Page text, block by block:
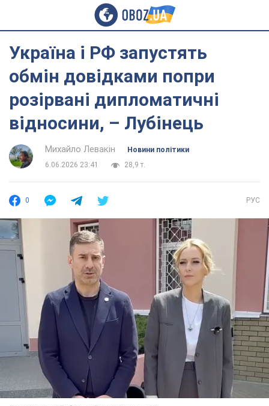
Україна і РФ запустять
обмін довідками попри
розірвані дипломатичні
відносини, – Лубінець
Михайло Левакін
Новини політики
6.06.2026 23:41
28,9 т.
0 РУС